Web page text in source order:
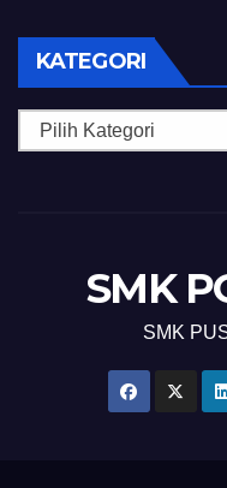
KATEGORI
Kategori
SMK
SMK